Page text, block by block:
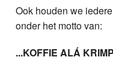
Ook houden we
onder het motto van:
...KOFFIE ALÁ